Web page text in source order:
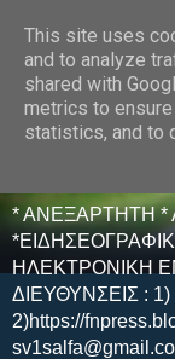
E F E
* ΑΝΕΞΑΡΤΗΤΗ
ΗΛΕΚΤΡΟΝΙΚΗ
ΔΙΕΥΘΥΝΣΕΙΣ : 1)
2)https://
This site uses
and to analyze
shared with
metrics to
statistics, and to